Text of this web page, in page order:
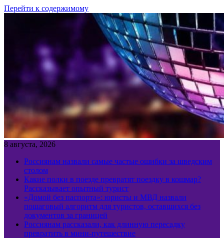
Перейти к содержимому
8 августа, 2026
Россиянам назвали самые частые ошибки за шведским
столом
Какие полки в поезде превратят поездку в кошмар?
Рассказывает опытный турист
«Домой без паспорта»: юристы и МВД назвали
пошаговый алгоритм для туристов, оставшихся без
документов за границей
Россиянам рассказали, как длинную пересадку
превратить в мини-путешествие